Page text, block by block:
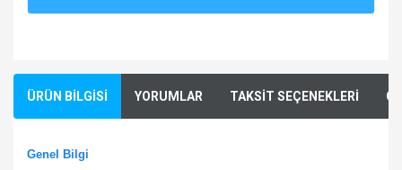
ÜRÜN BİLGİSİ YORUMLAR TAKSİT SEÇENEKLERİ
Genel Bilgi